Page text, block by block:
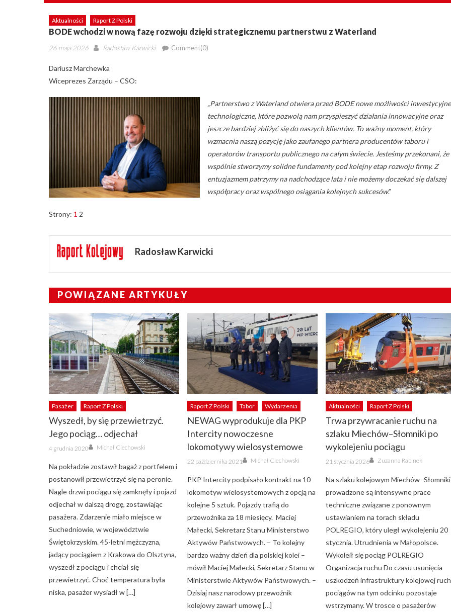
Aktualności Raport Z Polski
BODE wchodzi w nową fazę rozwoju dzięki strategicznemu partnerstwu z Waterland
Posted
26 maja 2026 Author
Radosław Karwicki Comment(0)
Dariusz Marchewka
Wiceprezes Zarządu – CSO:
„Partnerstwo z Waterland otwiera przed BODE nowe możliwości
technologiczne, które pozwolą nam przyspieszyć działania innowacyjne oraz
jeszcze bardziej zbliżyć się do naszych klientów. To ważny moment, który
wzmacnia naszą pozycję jako zaufanego partnera producentów taboru i
operatorów transportu publicznego na całym świecie. Jesteśmy przekonani, że
wspólnie stworzymy solidne fundamenty pod kolejny etap rozwoju firmy. Z
entuzjazmem patrzymy na nadchodzące lata i nie możemy doczekać się dalszej
współpracy oraz wspólnego osiągania kolejnych sukcesów.”
Strony: 1 2
Radosław Karwicki
POWIĄZANE ARTYKUŁY
Pasażer Raport Z Polski
Wyszedł, by się przewietrzyć.
Jego pociąg… odjechał
Posted
on
4 grudnia 2020 Author
Michał Ciechowski
Na pokładzie zostawił bagaż z portfelem i
postanowił przewietrzyć się na peronie.
Nagle drzwi pociągu się zamknęły i pojazd
odjechał w dalszą drogę, zostawiając
pasażera. Zdarzenie miało miejsce w
Suchedniowie, w województwie
Świętokrzyskim. 45-letni mężczyzna,
jadący pociągiem z Krakowa do Olsztyna,
wyszedł z pociągu i chciał się
przewietrzyć. Choć temperatura była
niska, pasażer wysiadł w […]
Raport Z Polski Tabor Wydarzenia
NEWAG wyprodukuje dla PKP
Intercity nowoczesne
lokomotywy wielosystemowe
Posted
on
22 października 2021 Author
Michał Ciechowski
PKP Intercity podpisało kontrakt na 10
lokomotyw wielosystemowych z opcją na
kolejne 5 sztuk. Pojazdy trafią do
przewoźnika za 18 miesięcy. Maciej
Małecki, Sekretarz Stanu Ministerstwo
Aktywów Państwowych. – To kolejny
bardzo ważny dzień dla polskiej kolei –
mówił Maciej Małecki, Sekretarz Stanu w
Ministerstwie Aktywów Państwowych. –
Dzisiaj nasz narodowy przewoźnik
kolejowy zawarł umowę […]
Aktualności Raport Z Polski
Trwa przywracanie ruchu na
szlaku Miechów–Słomniki po
wykolejeniu pociągu
Posted
on
21 stycznia 2026 Author
Zuzanna Rabinek
Na szlaku kolejowym Miechów–Słomniki
prowadzone są intensywne prace
techniczne związane z ponownym
ustawianiem na torach składu
POLREGIO, który uległ wykolejeniu 20
stycznia. Utrudnienia w Małopolsce.
Wykoleił się pociąg POLREGIO
Organizacja ruchu Do czasu usunięcia
uszkodzeń infrastruktury kolejowej ruch
pociągów na tym odcinku pozostaje
wstrzymany. W trosce o pasażerów